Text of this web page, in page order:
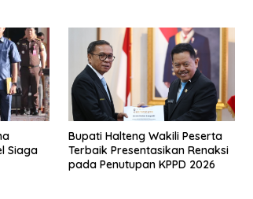
Siaga
Bupati Halteng Wakili Peserta
Terbaik Presentasikan Renaksi
pada Penutupan KPPD 2026